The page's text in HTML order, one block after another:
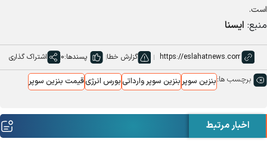
است.
منبع: ایسنا
گزارش خطا پسندها:0 اشتراک گذاری
برچسب ها:بنزین سوپر بنزین سوپر وارداتیبورس انرژیقیمت بنزین سوپر
اخبار مرتبط